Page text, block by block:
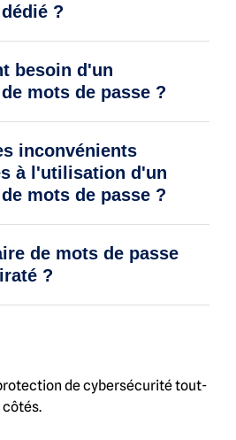
?
besoin d'un
mots de passe ?
inconvénients
à l'utilisation d'un
mots de passe ?
de mots de passe
?
de cybersécurité tout-
côtés.